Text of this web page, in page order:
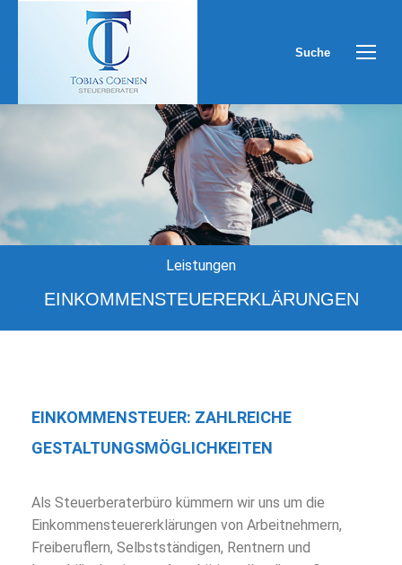
Suche
Leistungen
EINKOMMENSTEUERERKLÄRUNGEN
EINKOMMENSTEUER: ZAHLREICHE
GESTALTUNGSMÖGLICHKEITEN
Als Steuerberaterbüro kümmern wir uns um die
Einkommensteuererklärungen von Arbeitnehmern,
Freiberuflern, Selbstständigen, Rentnern und